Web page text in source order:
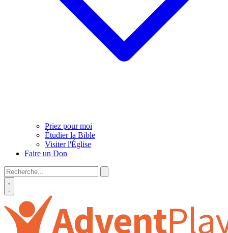
Priez pour moi
Étudier la Bible
Visiter l'Église
Faire un Don